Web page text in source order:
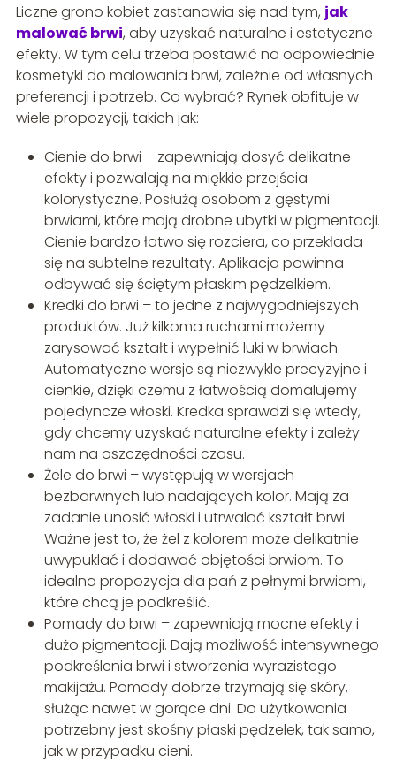
Liczne grono kobiet zastanawia się nad tym, jak
malować brwi, aby uzyskać naturalne i estetyczne
efekty. W tym celu trzeba postawić na odpowiednie
kosmetyki do malowania brwi, zależnie od własnych
preferencji i potrzeb. Co wybrać? Rynek obfituje w
wiele propozycji, takich jak:
Cienie do brwi – zapewniają dosyć delikatne
efekty i pozwalają na miękkie przejścia
kolorystyczne. Posłużą osobom z gęstymi
brwiami, które mają drobne ubytki w pigmentacji.
Cienie bardzo łatwo się rozciera, co przekłada
się na subtelne rezultaty. Aplikacja powinna
odbywać się ściętym płaskim pędzelkiem.
Kredki do brwi – to jedne z najwygodniejszych
produktów. Już kilkoma ruchami możemy
zarysować kształt i wypełnić luki w brwiach.
Automatyczne wersje są niezwykle precyzyjne i
cienkie, dzięki czemu z łatwością domalujemy
pojedyncze włoski. Kredka sprawdzi się wtedy,
gdy chcemy uzyskać naturalne efekty i zależy
nam na oszczędności czasu.
Żele do brwi – występują w wersjach
bezbarwnych lub nadających kolor. Mają za
zadanie unosić włoski i utrwalać kształt brwi.
Ważne jest to, że żel z kolorem może delikatnie
uwypuklać i dodawać objętości brwiom. To
idealna propozycja dla pań z pełnymi brwiami,
które chcą je podkreślić.
Pomady do brwi – zapewniają mocne efekty i
dużo pigmentacji. Dają możliwość intensywnego
podkreślenia brwi i stworzenia wyrazistego
makijażu. Pomady dobrze trzymają się skóry,
służąc nawet w gorące dni. Do użytkowania
potrzebny jest skośny płaski pędzelek, tak samo,
jak w przypadku cieni.